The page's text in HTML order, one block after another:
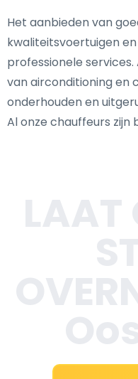
Het aanbieden van
kwaliteitsvoertuigen
professionele
van airconditioning en
onderhouden en
Al onze chauffeurs zijn